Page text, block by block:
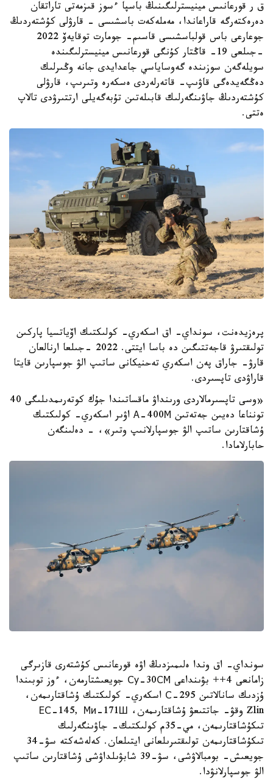
ق ر قورعانىس مينيسترلىگىنىڭ باسپا ءسوز قىزمەتى تاراتقان
دەرەكتەرگە قاراعاندا، مەملەكەت باسشىسى - قارۋلى كۇشتەردىڭ
جوعارعى باس قولباسشىسى قاسىم- جومارت توقايەۆ 2022
-جىلعى 19- قاڭتار كۇنگى قورعانىس مينيسترلىگىندە
سويلەگەن سوزىندە گەوساياسي جاعدايدى جانە وڭىرلىك
دەڭگەيدەگى قاۋىپ- قاتەرلەردى ەسكەرە وتىرىپ، قارۋلى
كۇشتەردىڭ جاۋىنگەرلىك قابىلەتىن تۇبەگەيلى ارتتىرۋدى تالاپ
ەتتى.
پرەزيدەنت، سونداي- اق اسكەري- كولىكتىك اۆياتسيا پاركىن
تولىقتىرۋ قاجەتتىگىن دە باسا ايتتى. 2022 -جىلعا ارنالعان
قارۋ- جاراق پەن اسكەري تەحنيكانى ساتىپ الۋ جوسپارىن قايتا
قاراۋدى تاپسىردى.
«وسى تاپسىرمالاردى ورىنداۋ ماقساتىندا جۇك كوتەرىمدىلىگى 40
تونناعا دەيىن جەتەتىن А-400М اۋىر اسكەري- كولىكتىك
ۇشاقتارىن ساتىپ الۋ جوسپارلانىپ وتىر»، - دەلىنگەن
حابارلامادا.
سونداي- اق وندا ەلىمىزدىڭ اۋە قورعانىس كۇشتەرى قازىرگى
زامانعى 4++ بۋىنداعى Су-30СМ جويعىشتارمەن، ءوز توبىندا
ۇزدىك سانالاتىن С-295 اسكەري- كولىكتىك ۇشاقتارىمەن،
Zlin وقۋ- جاتتىعۋ ۇشاقتارىمەن، ЕС-145, Ми-171Ш
تىكۇشاقتارىمەن، مي-35م كولىكتىك- جاۋىنگەرلىك
تىكۇشاقتارىمەن تولىقتىرىلعانى ايتىلعان. كەلەشەكتە سۋ-34
جويعىش- بومبالاۋشى، سۋ-39 شابۋىلداۋشى ۇشاقتارىن ساتىپ
الۋ جوسپارلانۋدا.